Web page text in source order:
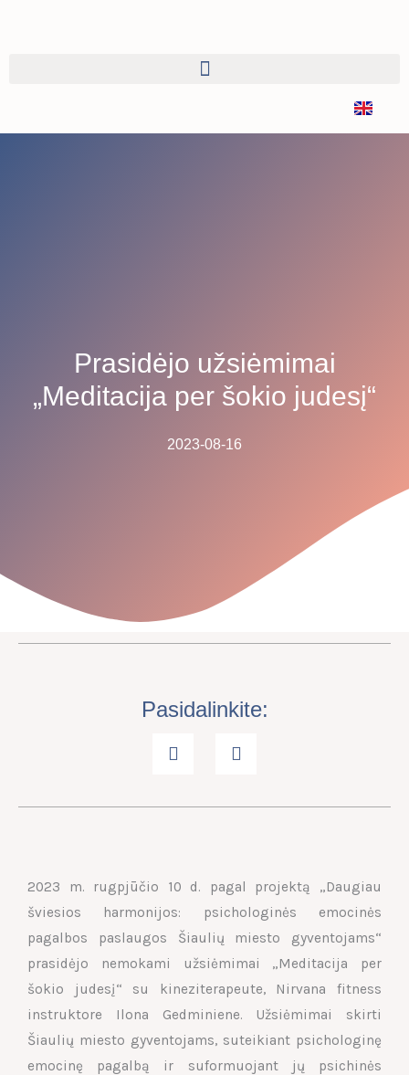
Prasidėjo užsiėmimai
„Meditacija per šokio judesį“
2023-08-16
Pasidalinkite:
2023 m. rugpjūčio 10 d. pagal projektą „Daugiau
šviesios harmonijos: psichologinės emocinės
pagalbos paslaugos Šiaulių miesto gyventojams“
prasidėjo nemokami užsiėmimai „Meditacija per
šokio judesį“ su kineziterapeute, Nirvana fitness
instruktore Ilona Gedminiene. Užsiėmimai skirti
Šiaulių miesto gyventojams, suteikiant psichologinę
emocinę pagalbą ir suformuojant jų psichinės